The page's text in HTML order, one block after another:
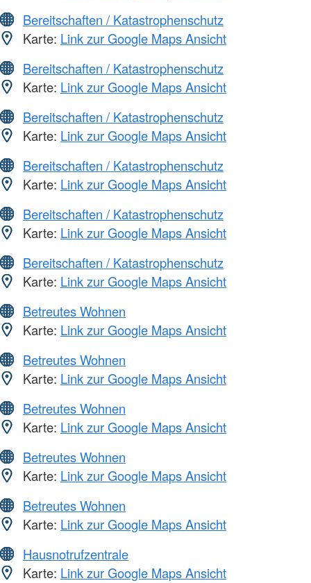
Bereitschaften / Katastrophenschutz
Karte: Link zur Google Maps Ansicht
Bereitschaften / Katastrophenschutz
Karte: Link zur Google Maps Ansicht
Bereitschaften / Katastrophenschutz
Karte: Link zur Google Maps Ansicht
Bereitschaften / Katastrophenschutz
Karte: Link zur Google Maps Ansicht
Bereitschaften / Katastrophenschutz
Karte: Link zur Google Maps Ansicht
Bereitschaften / Katastrophenschutz
Karte: Link zur Google Maps Ansicht
Betreutes Wohnen
Karte: Link zur Google Maps Ansicht
Betreutes Wohnen
Karte: Link zur Google Maps Ansicht
Betreutes Wohnen
Karte: Link zur Google Maps Ansicht
Betreutes Wohnen
Karte: Link zur Google Maps Ansicht
Betreutes Wohnen
Karte: Link zur Google Maps Ansicht
Hausnotrufzentrale
Karte: Link zur Google Maps Ansicht